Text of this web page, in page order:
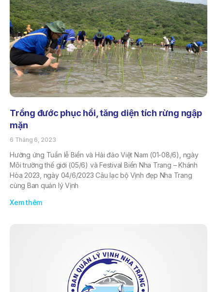
Trồng đước phục hồi, tăng diện tích rừng ngập
mặn
6 Tháng 6, 2023
Hưởng ứng Tuần lễ Biển và Hải đảo Việt Nam (01-08/6), ngày
Môi trường thế giới (05/6) và Festival Biển Nha Trang – Khánh
Hòa 2023, ngày 04/6/2023 Câu lạc bộ Vịnh đẹp Nha Trang
cùng Ban quản lý Vịnh
Xem thêm